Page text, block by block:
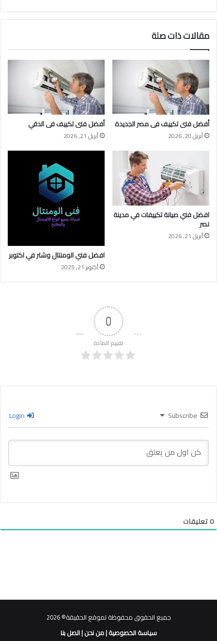
مقالات ذات صلة
أفضل فنى تكييف فى مصر الجديدة
أبريل 20, 2026
أفضل فنى تكييف فى الدقي
أبريل 21, 2026
افضل فني صيانة تكييفات في مدينة
نصر
أبريل 21, 2026
افضل فني الومنتال وشتر في اكتوبر
أكتوبر 21, 2025
0
تقييم المادة
Subscribe
0تعليقات
جميع الحقوق محفوظة لموقع الحقيقة© 2026
سياسة الخصوصية|من نحن|اتصل بنا